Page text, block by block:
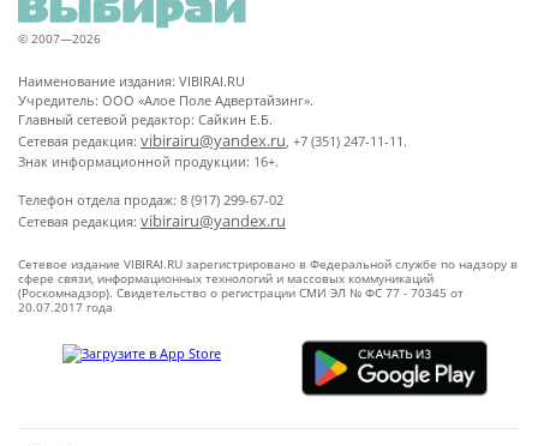
© 2007—2026
Наименование издания: VIBIRAI.RU
Учредитель: ООО «Алое Поле Адвертайзинг».
Главный сетевой редактор: Сайкин Е.Б.
Сетевая редакция: vibirairu@yandex.ru, +7 (351) 247-11-11.
Знак информационной продукции: 16+.
Телефон отдела продаж: 8 (917) 299-67-02
Сетевая редакция: vibirairu@yandex.ru
Сетевое издание VIBIRAI.RU зарегистрировано в Федеральной службе по надзору в
сфере связи, информационных технологий и массовых коммуникаций
(Роскомнадзор). Свидетельство о регистрации СМИ ЭЛ № ФС 77 - 70345 от
20.07.2017 года